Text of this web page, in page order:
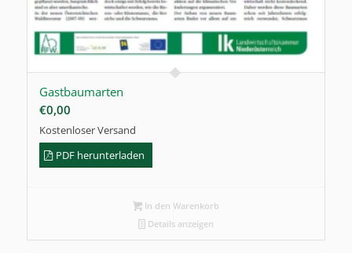
Gastbaumarten
€0,00
Kostenloser Versand
PDF herunterladen
In den Warenkorb
Details anzeigen